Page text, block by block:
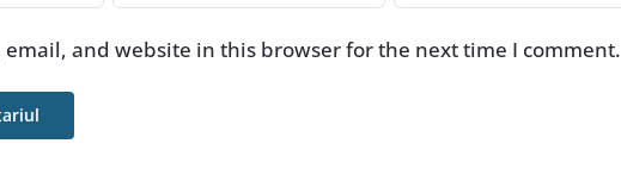
email, and website in this browser for the next time I comment.